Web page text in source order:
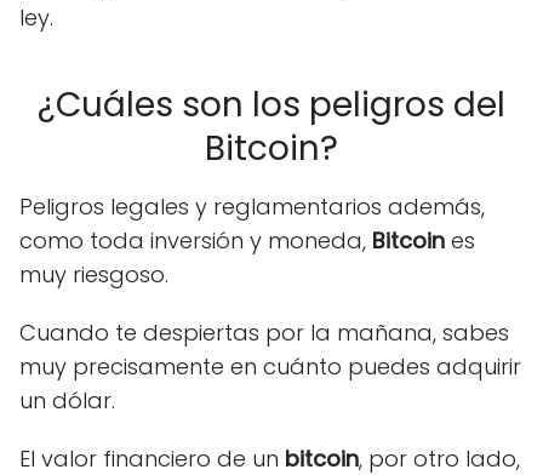
ley.
¿Cuáles son los peligros del
Bitcoin?
Peligros legales y reglamentarios además,
como toda inversión y moneda, Bitcoin es
muy riesgoso.
Cuando te despiertas por la mañana, sabes
muy precisamente en cuánto puedes adquirir
un dólar.
El valor financiero de un bitcoin, por otro lado,